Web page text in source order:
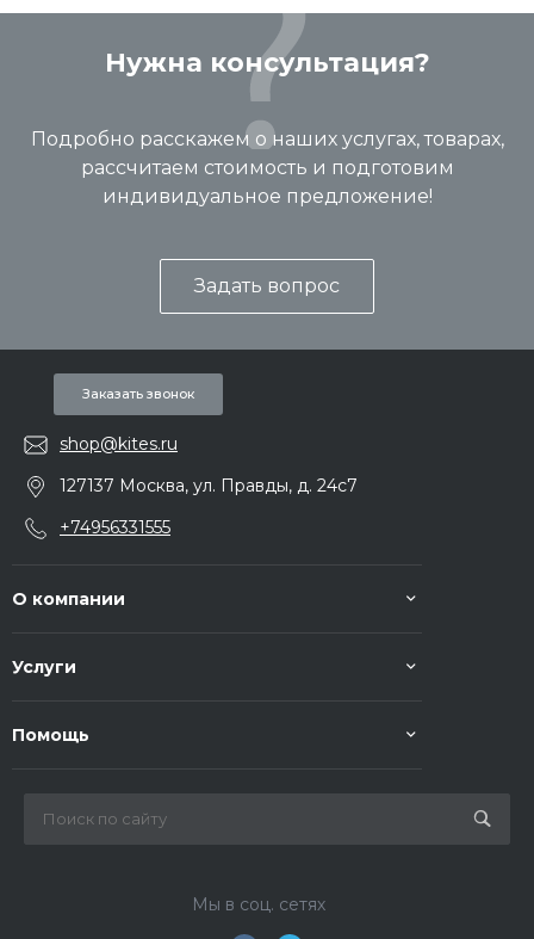
Нужна консультация?
Подробно расскажем о наших услугах, товарах,
рассчитаем стоимость и подготовим
индивидуальное предложение!
Задать вопрос
Заказать звонок
shop@kites.ru
127137 Москва, ул. Правды, д. 24с7
+74956331555
О компании
Услуги
Помощь
Мы в соц. сетях